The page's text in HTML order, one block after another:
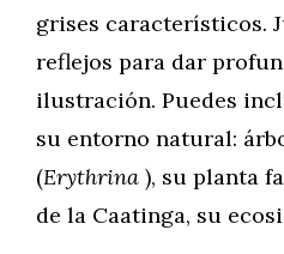
grises característicos.
reflejos para dar
ilustración. Puedes
su entorno natural:
(Erythrina ), su planta
de la Caatinga, su